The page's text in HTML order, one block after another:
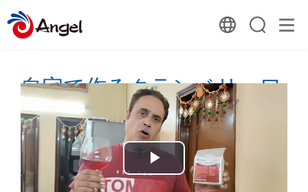
自宅で作るクランベリーワ
イン
2024-10-22 03:23:08
Play
リストに戻る